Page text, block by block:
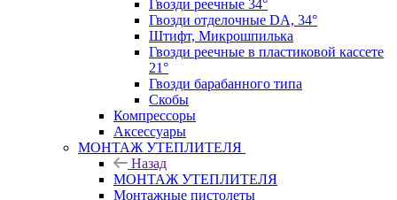
Гвозди реечные 34°
Гвозди отделочные DA, 34°
Штифт, Микрошпилька
Гвозди реечные в пластиковой кассете
21°
Гвозди барабанного типа
Скобы
Компрессоры
Аксессуары
МОНТАЖ УТЕПЛИТЕЛЯ
Назад
МОНТАЖ УТЕПЛИТЕЛЯ
Монтажные пистолеты